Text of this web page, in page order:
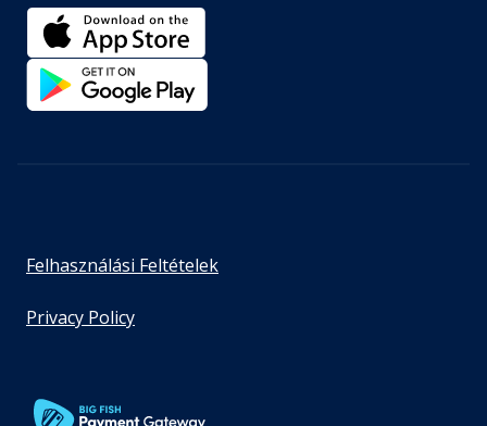
Felhasználási Feltételek
Privacy Policy